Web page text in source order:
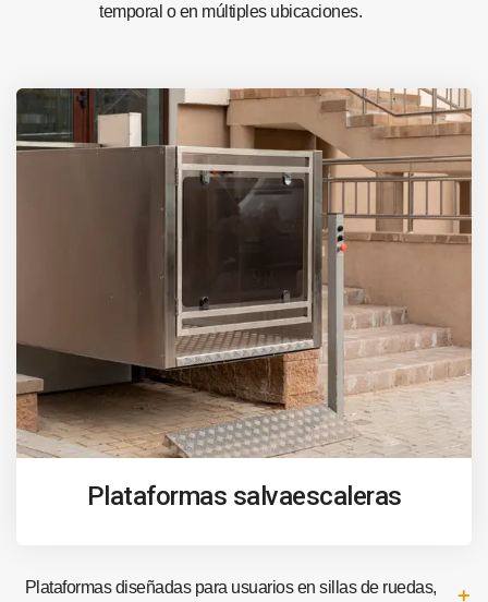
temporal o en múltiples ubicaciones.
Plataformas salvaescaleras
Plataformas diseñadas para usuarios en sillas de ruedas,